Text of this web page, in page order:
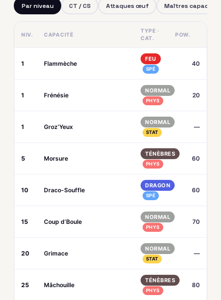
Par niveau CT / CS Attaques œuf Maîtres capacités
NIV. CAPACITÉ
TYPE ·
CAT.
POW.
1 Flammèche
FEU
SPÉ
40
1 Frénésie
NORMAL
PHYS
20
1 Groz’Yeux
NORMAL
STAT
—
5 Morsure
TÉNÈBRES
PHYS
60
10 Draco-Souffle
DRAGON
SPÉ
60
15 Coup d’Boule
NORMAL
PHYS
70
20 Grimace
NORMAL
STAT
—
25 Mâchouille
TÉNÈBRES
PHYS
80